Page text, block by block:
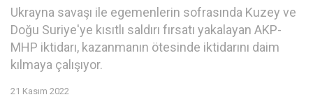
Ukrayna savaşı ile egemenlerin sofrasında Kuzey ve
Doğu Suriye'ye kısıtlı saldırı fırsatı yakalayan AKP-
MHP iktidarı, kazanmanın ötesinde iktidarını daim
kılmaya çalışıyor.
21 Kasım 2022